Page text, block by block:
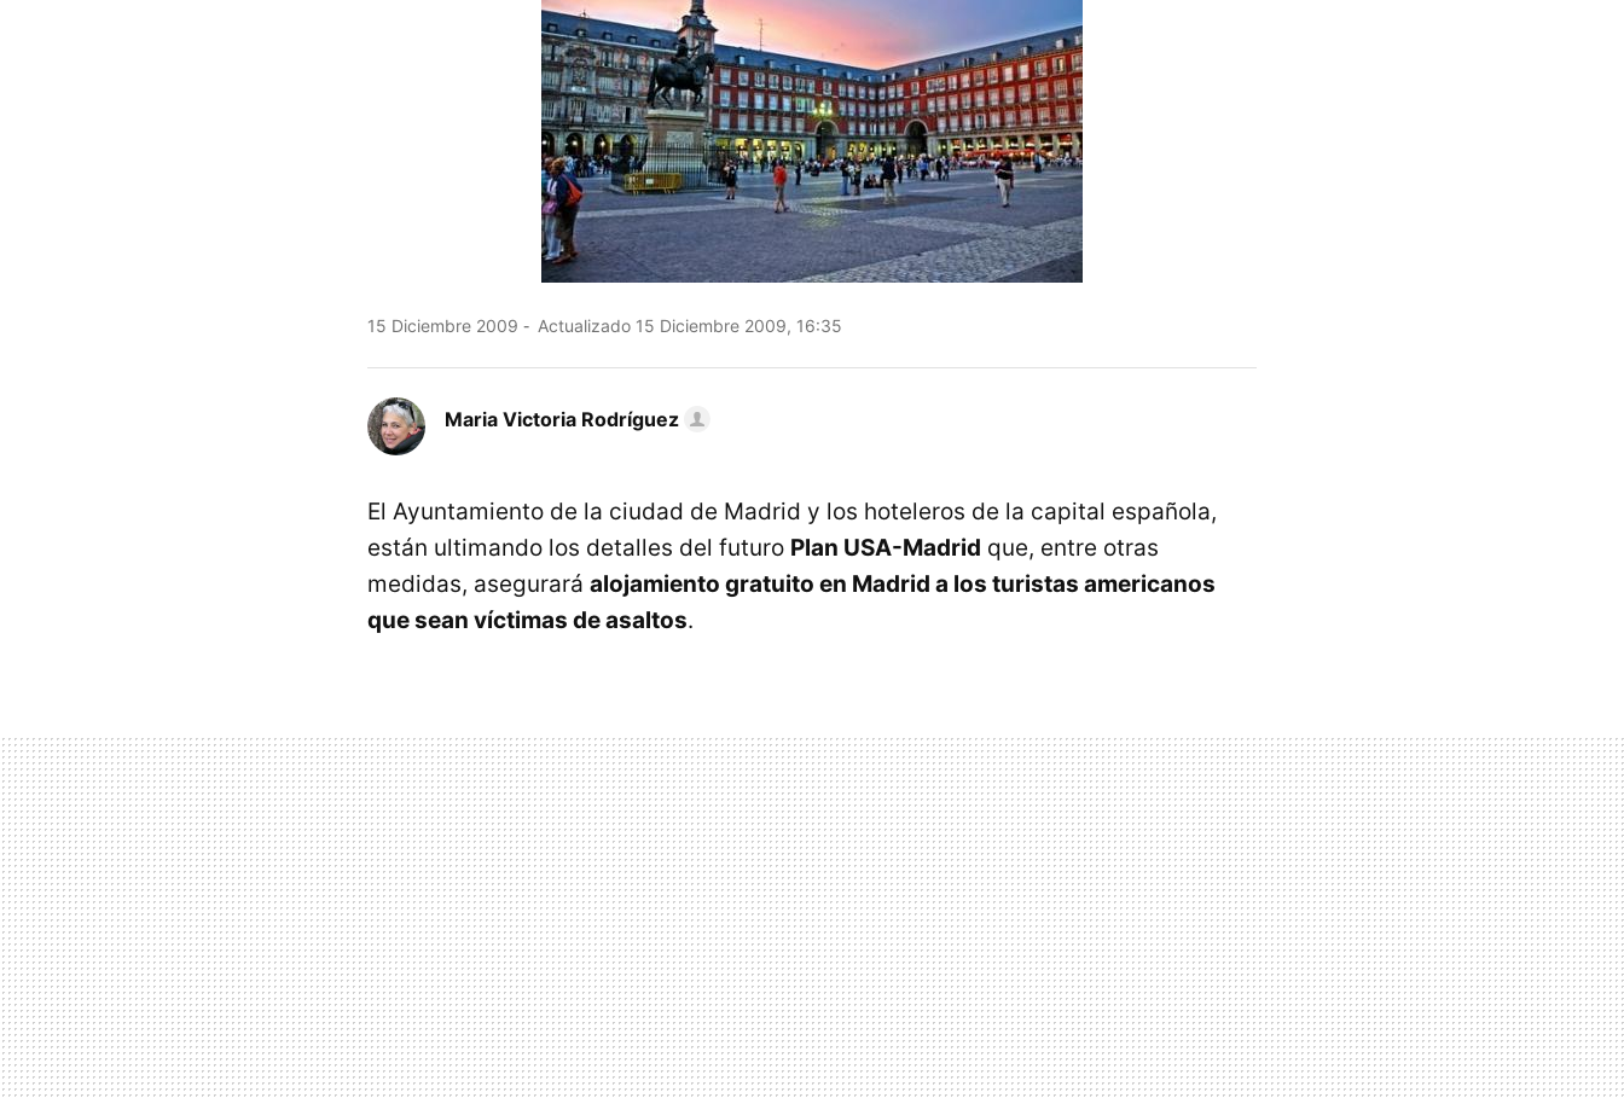
15 Diciembre 2009 Actualizado 15 Diciembre 2009, 16:35
Maria Victoria Rodríguez
El Ayuntamiento de la ciudad de Madrid y los hoteleros de la capital española,
están ultimando los detalles del futuro Plan USA-Madrid que, entre otras
medidas, asegurará alojamiento gratuito en Madrid a los turistas americanos
que sean víctimas de asaltos.